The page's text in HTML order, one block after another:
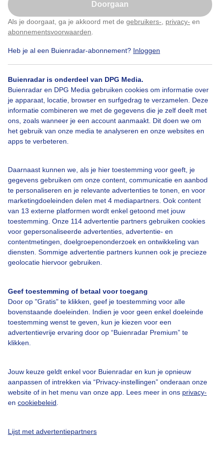
Doorgaan
Als je doorgaat, ga je akkoord met de gebruikers- privacy- en
abonnementsvoorwaarden
Heb je al een Buienradar-abonnement? Inloggen
Buienradar is onderdeel van DPG Media.
Buienradar en DPG Media gebruiken cookies om informatie over
je apparaat, locatie, browser en surfgedrag te verzamelen. Deze
informatie combineren we met de gegevens die je zelf deelt met
ons, zoals wanneer je een account aanmaakt. Dit doen we om
het gebruik van onze media te analyseren en onze websites en
apps te verbeteren.
Daarnaast kunnen we, als je hier toestemming voor geeft, je
gegevens gebruiken om onze content, communicatie en aanbod
te personaliseren en je relevante advertenties te tonen, en voor
marketingdoeleinden delen met 4 mediapartners. Ook content
van 13 externe platformen wordt enkel getoond met jouw
toestemming. Onze 114 advertentie partners gebruiken cookies
voor gepersonaliseerde advertenties, advertentie- en
contentmetingen, doelgroepenonderzoek en ontwikkeling van
diensten. Sommige advertentie partners kunnen ook je precieze
geolocatie hiervoor gebruiken.
Geef toestemming of betaal voor toegang
Door op "Gratis" te klikken, geef je toestemming voor alle
bovenstaande doeleinden. Indien je voor geen enkel doeleinde
toestemming wenst te geven, kun je kiezen voor een
advertentievrije ervaring door op “Buienradar Premium” te
klikken.
Jouw keuze geldt enkel voor Buienradar en kun je opnieuw
aanpassen of intrekken via “Privacy-instellingen” onderaan onze
website of in het menu van onze app. Lees meer in ons privacy-
en cookiebeleid
Lijst met advertentiepartners
Opeens wordt het wel erg donker, dikke wolken
barsten open en een korte plensbui is het resultaat!
Door: Jetty Roedema Gemaakt: 09-06-2026, 31x bekeken
#plensbui Regen Wolken
Bekijk slideshow
Een moment geduld aub...
Bedrijfsgegevens
Veelgestelde vragen
Contact
Gebruikersvoorwaarden
Adverteren
Klik hierom dit aan te passen